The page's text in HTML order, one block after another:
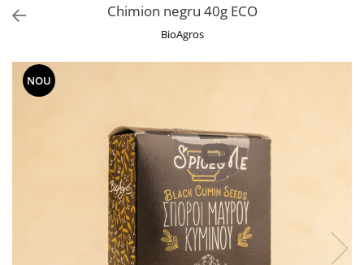
FRUCTE DESHIDRATATE
ÎNDULCITORI NATURALI / MIERE
FRUCTE LA CONSERVĂ
OȚETURI ȘI SOSURI
FĂINĂ FĂRĂ GLUTEN
BĂUTURI / LAPTE VEGETAL
CREME ȘI PASTE TARTINABILE
CEAIURI GRECEȘTI
Chimion negru 40g ECO
BioAgros
NOU